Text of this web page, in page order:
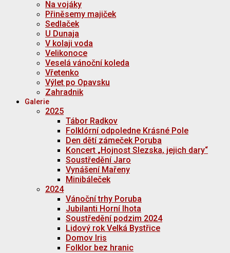
Na vojáky
Přiněsemy majiček
Sedlaček
U Dunaja
V kolaji voda
Velikonoce
Veselá vánoční koleda
Vřetenko
Výlet po Opavsku
Zahradnik
Galerie
2025
Tábor Radkov
Folklórní odpoledne Krásné Pole
Den dětí zámeček Poruba
Koncert „Hojnost Slezska, jejich dary“
Soustředění Jaro
Vynášení Mařeny
Minibáleček
2024
Vánoční trhy Poruba
Jubilanti Horní lhota
Soustředění podzim 2024
Lidový rok Velká Bystřice
Domov Iris
Folklor bez hranic